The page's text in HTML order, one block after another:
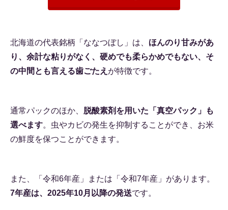
北海道の代表銘柄「ななつぼし」は、 ほんのり甘みがあ
り、余計な粘りがなく、硬めでも柔らかめでもない、そ
の中間とも言える歯ごたえ が特徴です。
通常パックのほか、 脱酸素剤を用いた「真空パック」も
選べます。虫やカビの発生を抑制することができ、お米
の鮮度を保つことができます。
また、「令和6年産」または「令和7年産」があります。
7年産は、2025年10月以降の発送です。